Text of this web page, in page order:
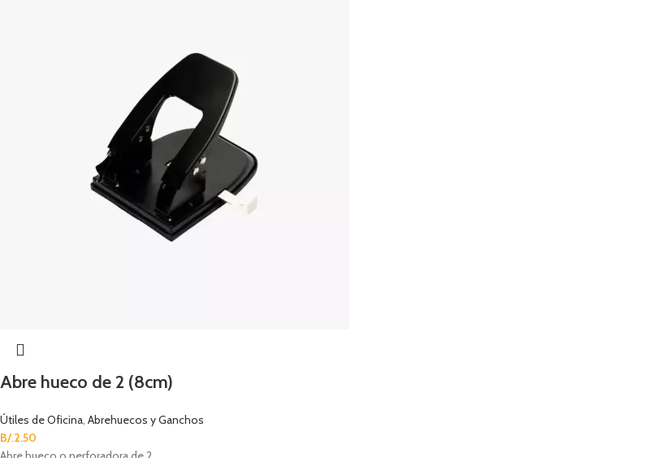
Abre hueco de 2 (8cm)
Útiles de Oficina, Abrehuecos y Ganchos
B/.2.50